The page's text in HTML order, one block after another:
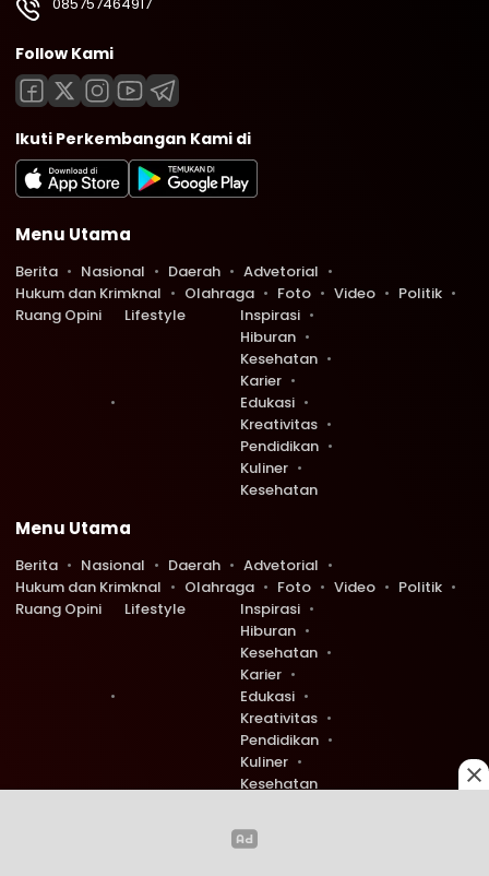
0
Follow Kami
Ikuti Perkembangan Kami di
Menu Utama
Berita Nasional Daerah
Advetorial
Hukum dan Krimknal
Olahraga Foto Video
Politik
Ruang Opini
Lifestyle
Inspirasi
Hiburan
Kesehatan
Karier
Edukasi
Kreativitas
Pendidikan
Kuliner
Kesehatan
Menu Utama
Berita Nasional Daerah
Advetorial
Hukum dan Krimknal
Olahraga Foto Video
Politik
Ruang Opini
Lifestyle
Inspirasi
Hiburan
Kesehatan
Karier
Edukasi
Kreativitas
Pendidikan
Kuliner
Kesehatan